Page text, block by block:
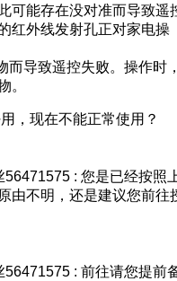
可能存在没对准而导致遥
红外线发射孔正对家电操
导致遥控失败。操作时
。
，现在不能正常使用？
56471575 : 您是已经按照
由不明，还是建议您前往
56471575 : 前往请您提前